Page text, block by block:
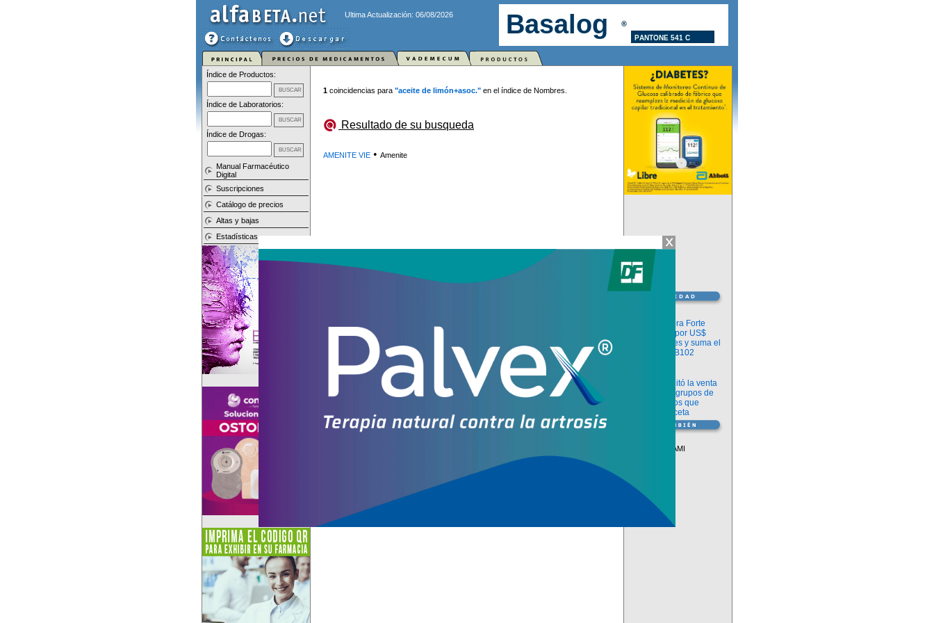
Ultima Actualización: 06/08/2026
Índice de Productos:
Índice de Laboratorios:
Índice de Drogas:
Manual Farmacéutico
Digital
Suscripciones
Catálogo de precios
Altas y bajas
Estadísticas
1 coincidencias para "aceite de limón+asoc." en el índice de Nombres.
Resultado de su busqueda
AMENITE VIE • Amenite
argenx compra Forte
Biosciences por US$
2.200 millones y suma el
anticuerpo FB102
ANMAT habilitó la venta
libre de diez grupos de
medicamentos que
requerían receta
Descuentos PAMI